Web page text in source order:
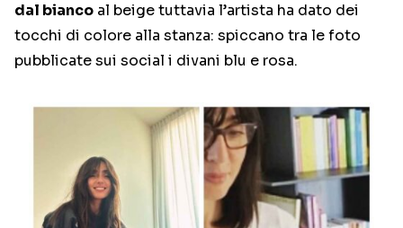
dal bianco al beige tuttavia l’artista ha dato dei
tocchi di colore alla stanza: spiccano tra le foto
pubblicate sui social i divani blu e rosa.